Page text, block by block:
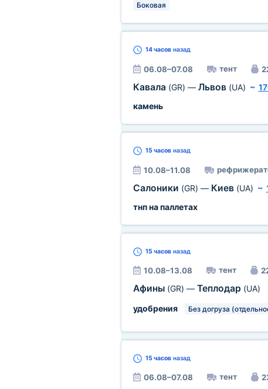
Боковая
14 часовназад
06.08–07.08 тент
Кавала (GR) — Львов (UA) ~
камень
15 часовназад
10.08–11.08
Салоники (GR) — Киев (UA) ~
тнп на паллетах
15 часовназад
10.08–13.08 тент
Афины (GR) — Теплодар (UA)
удобрения
Без догруза
15 часовназад
06.08–07.08 тент